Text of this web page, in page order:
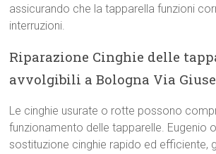
assicurando che la tapparella funzioni
interruzioni.
Riparazione Cinghie delle
avvolgibili a Bologna Via
Le cinghie usurate o rotte possono
funzionamento delle tapparelle. Eugenio
sostituzione cinghie rapido ed efficiente,